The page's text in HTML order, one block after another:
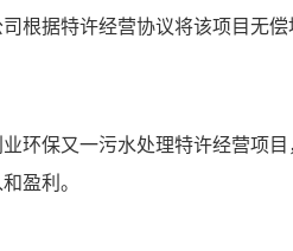
根据特许经营协议将该项目无
环保又一污水处理特许经营项
盈利。